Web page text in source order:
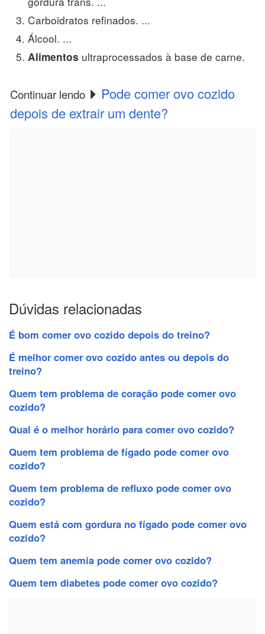
Carboidratos refinados. ...
Álcool. ...
Alimentos ultraprocessados à base de carne.
Continuar lendo
Pode comer ovo cozido
depois de extrair um dente?
Dúvidas relacionadas
É bom comer ovo cozido depois do treino?
É melhor comer ovo cozido antes ou depois do
treino?
Quem tem problema de coração pode comer ovo
cozido?
Qual é o melhor horário para comer ovo cozido?
Quem tem problema de fígado pode comer ovo
cozido?
Quem tem problema de refluxo pode comer ovo
cozido?
Quem está com gordura no fígado pode comer ovo
cozido?
Quem tem anemia pode comer ovo cozido?
Quem tem diabetes pode comer ovo cozido?